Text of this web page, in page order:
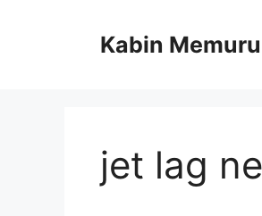
Kabin Memuru
jet lag